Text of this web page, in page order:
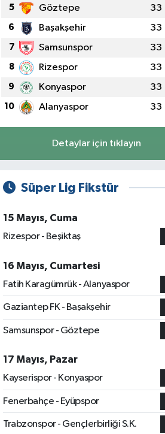
5 Göztepe 33
6 Başakşehir 33
7 Samsunspor 33
8 Rizespor 33
9 Konyaspor 33
10 Alanyaspor 33
Detaylar için tıklayın
Süper Lig Fikstür
15 Mayıs, Cuma
Rizespor - Beşiktaş
16 Mayıs, Cumartesi
Fatih Karagümrük - Alanyaspor
Gaziantep FK - Başakşehir
Samsunspor - Göztepe
17 Mayıs, Pazar
Kayserispor - Konyaspor
Fenerbahçe - Eyüpspor
Trabzonspor - Gençlerbirliği S.K.